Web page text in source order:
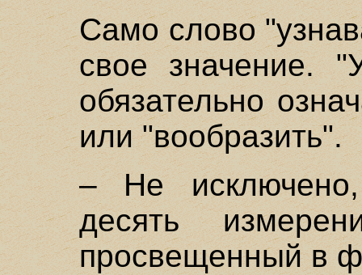
Само слово
свое значение.
обязательно
или "вообразить".
– Не
десять
просвещенный в